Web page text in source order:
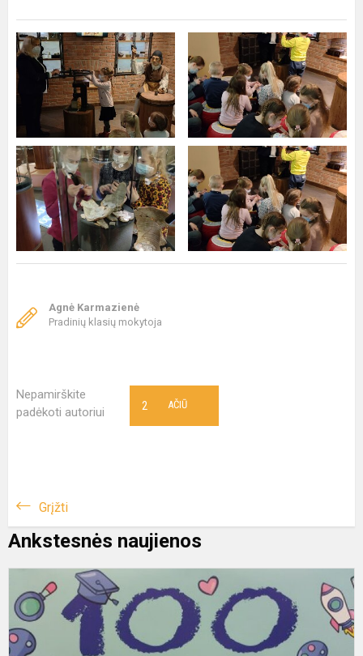
Agnė Karmazienė
Pradinių klasių mokytoja
Nepamirškite
padėkoti autoriui
AČIŪ
2
Grįžti
Ankstesnės naujienos